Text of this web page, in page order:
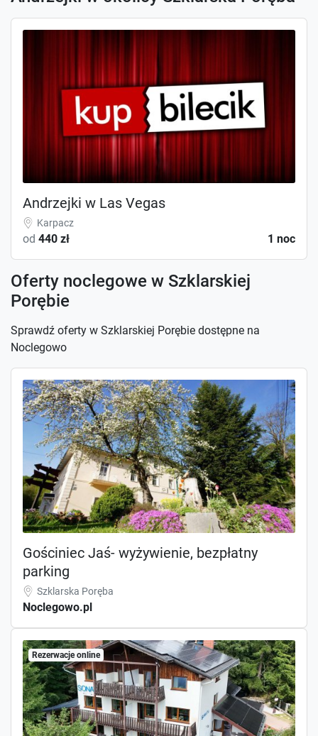
Andrzejki w Las Vegas
Karpacz
od 440 zł 1 noc
Oferty noclegowe w Szklarskiej
Porębie
Sprawdź oferty w Szklarskiej Porębie dostępne na
Noclegowo
Gościniec Jaś- wyżywienie, bezpłatny
parking
Szklarska Poręba
Noclegowo.pl
Rezerwacje online